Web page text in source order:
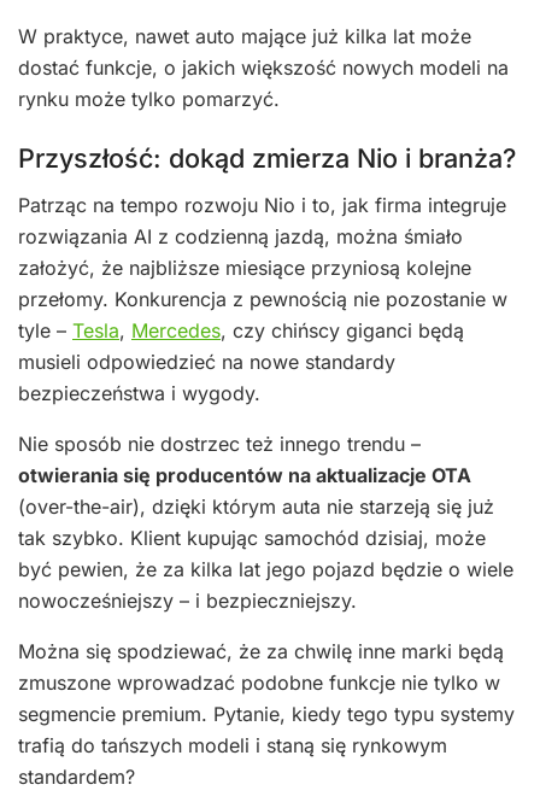
W praktyce, nawet auto mające już kilka lat może
dostać funkcje, o jakich większość nowych modeli na
rynku może tylko pomarzyć.
Przyszłość: dokąd zmierza Nio i branża?
Patrząc na tempo rozwoju Nio i to, jak firma integruje
rozwiązania AI z codzienną jazdą, można śmiało
założyć, że najbliższe miesiące przyniosą kolejne
przełomy. Konkurencja z pewnością nie pozostanie w
tyle – Tesla, Mercedes, czy chińscy giganci będą
musieli odpowiedzieć na nowe standardy
bezpieczeństwa i wygody.
Nie sposób nie dostrzec też innego trendu –
otwierania się producentów na aktualizacje OTA
(over-the-air), dzięki którym auta nie starzeją się już
tak szybko. Klient kupując samochód dzisiaj, może
być pewien, że za kilka lat jego pojazd będzie o wiele
nowocześniejszy – i bezpieczniejszy.
Można się spodziewać, że za chwilę inne marki będą
zmuszone wprowadzać podobne funkcje nie tylko w
segmencie premium. Pytanie, kiedy tego typu systemy
trafią do tańszych modeli i staną się rynkowym
standardem?